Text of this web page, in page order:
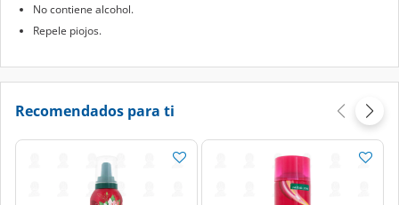
No contiene alcohol.
Repele piojos.
Recomendados para ti